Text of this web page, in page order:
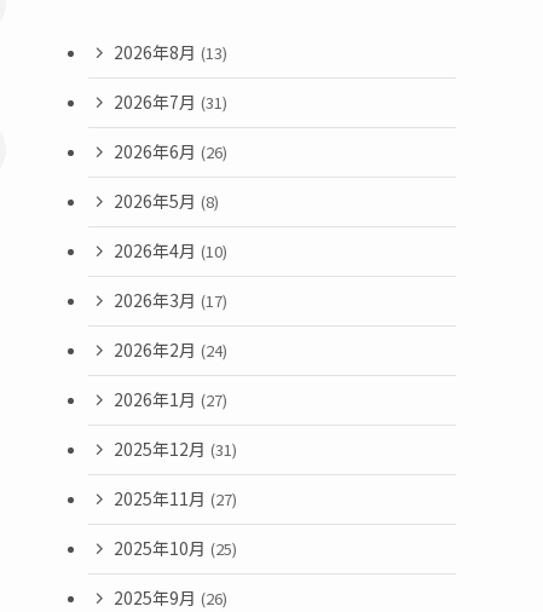
2026年8月 (13)
2026年7月 (31)
2026年6月 (26)
2026年5月 (8)
2026年4月 (10)
2026年3月 (17)
2026年2月 (24)
2026年1月 (27)
2025年12月 (31)
2025年11月 (27)
2025年10月 (25)
2025年9月 (26)